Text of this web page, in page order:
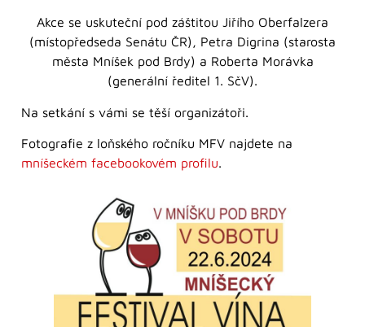
Akce se uskuteční pod záštitou Jiřího Oberfalzera
(místopředseda Senátu ČR), Petra Digrina (starosta
města Mníšek pod Brdy) a Roberta Morávka
(generální ředitel 1. SčV).
Na setkání s vámi se těší organizátoři.
Fotografie z loňského ročníku MFV najdete na
mníšeckém facebookovém profilu.